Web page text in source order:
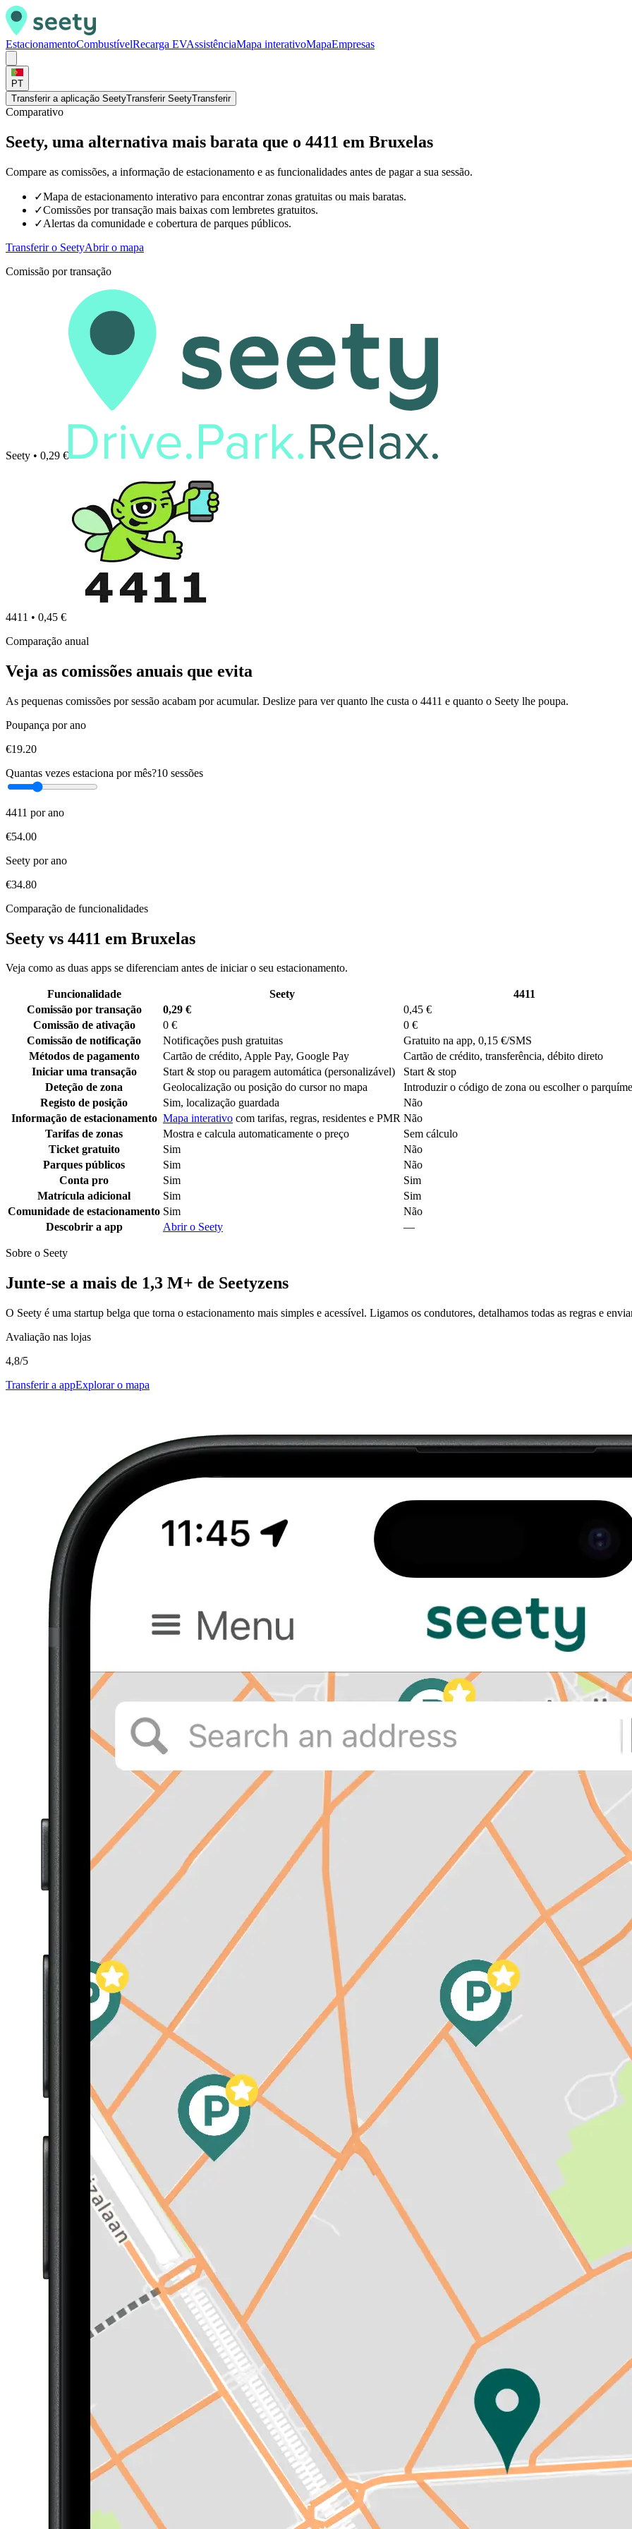
EstacionamentoCombustívelRecarga EVAssistênciaMapa interativoMapaEmpresas
PT
Transferir a aplicação SeetyTransferir SeetyTransferir
Comparativo
Seety, uma alternativa mais barata que o 4411 em Bruxelas
Compare as comissões, a informação de estacionamento e as funcionalidades antes de pagar a sua sessão.
✓Mapa de estacionamento interativo para encontrar zonas gratuitas ou mais baratas.
✓Comissões por transação mais baixas com lembretes gratuitos.
✓Alertas da comunidade e cobertura de parques públicos.
Transferir o SeetyAbrir o mapa
Comissão por transação
Seety • 0,29 €
4411 • 0,45 €
Comparação anual
Veja as comissões anuais que evita
As pequenas comissões por sessão acabam por acumular. Deslize para ver quanto lhe custa o 4411 e quanto o Seety lhe poupa.
Poupança por ano
€19.20
Quantas vezes estaciona por mês?10 sessões
4411 por ano
€54.00
Seety por ano
€34.80
Comparação de funcionalidades
Seety vs 4411 em Bruxelas
Veja como as duas apps se diferenciam antes de iniciar o seu estacionamento.
Funcionalidade Seety
4411
Comissão por transação
0,29 €
0,45 €
Comissão de ativação
0 €
0 €
Comissão de notificação
Notificações push gratuitas
Gratuito na app, 0,15 €/SMS
Métodos de pagamento
Cartão de crédito, Apple Pay, Google Pay
Cartão de crédito, transferência, débito direto
Iniciar uma transação
Start & stop ou paragem automática (personalizável)
Start & stop
Deteção de zona
Geolocalização ou posição do cursor no mapa
Introduzir o código de zona ou escolher o
Registo de posição
Sim, localização guardada
Não
Informação de estacionamento Mapa interativo com tarifas, regras, residentes e PMR Não
Tarifas de zonas
Mostra e calcula automaticamente o preço
Sem cálculo
Ticket gratuito
Sim
Não
Parques públicos
Sim
Não
Conta pro
Sim
Sim
Matrícula adicional
Sim
Sim
Comunidade de estacionamento Sim
Não
Descobrir a app
Abrir o Seety —
Sobre o Seety
Junte-se a mais de 1,3 M+ de Seetyzens
O Seety é uma startup belga que torna o estacionamento mais simples e acessível. Ligamos os condutores, detalhamos todas as regras e
Avaliação nas lojas
4,8/5
Transferir a appExplorar o mapa